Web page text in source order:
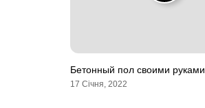
Бетонный пол своими руками
17 Січня, 2022